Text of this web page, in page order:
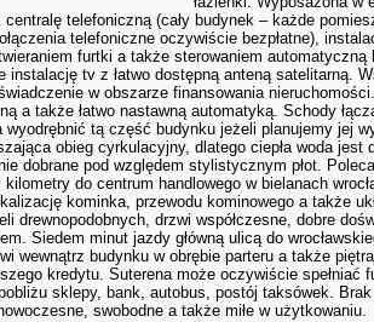
centralę telefoniczną (cały budynek – każde
telefoniczne oczywiście bezpłatne),
furtki a także sterowaniem
instalację tv z łatwo dostępną anteną satelitarną.
w obszarze finansowania
a także łatwo nastawną automatyką. Schody
wyodrębnić tą część budynku jeżeli planujemy jej
obieg cyrkulacyjny, dlatego ciepła woda jest
dobrane pod względem stylistycznym płot.
kilometry do centrum handlowego w bielanach
kominka, przewodu kominowego a także
drewnopodobnych, drzwi współczesne, dobre
Siedem minut jazdy główną ulicą do
wewnątrz budynku w obrębie parteru a także
kredytu. Suterena może oczywiście spełniać
sklepy, bank, autobus, postój taksówek.
swobodne a także miłe w użytkowaniu.